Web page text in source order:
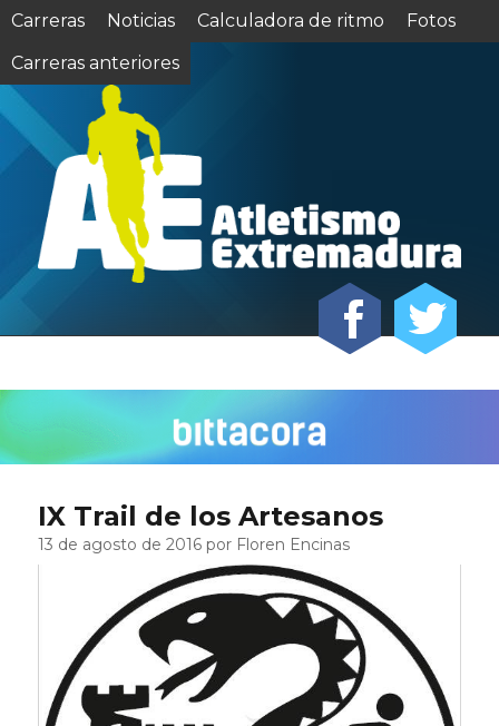
Carreras Noticias Calculadora de ritmo
Fotos
Carreras anteriores
IX Trail de los Artesanos
13 de agosto de 2016 por Floren Encinas